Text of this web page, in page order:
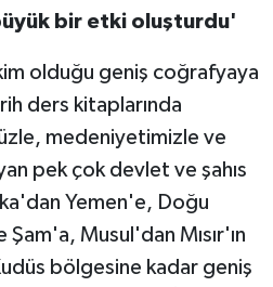
bir etki oluşturdu'
olduğu geniş coğrafyaya
ders kitaplarında
medeniyetimizle ve
pek çok devlet ve şahıs
Yemen'e, Doğu
Musul'dan Mısır'ın
bölgesine kadar geniş